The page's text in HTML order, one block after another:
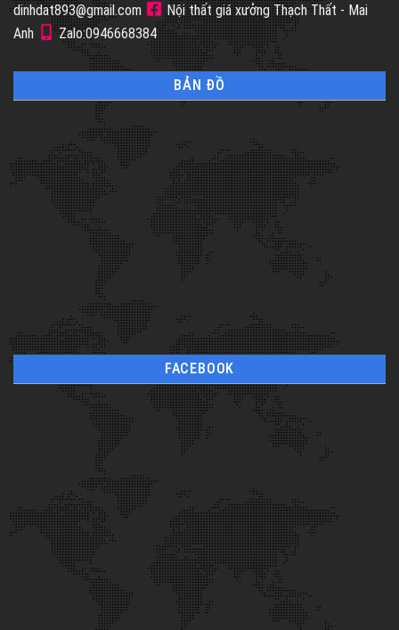
dinhdat893@gmail.com
Nội thất giá xưởng Thạch Thất - Mai
Anh
Zalo:0946668384
BẢN ĐỒ
FACEBOOK